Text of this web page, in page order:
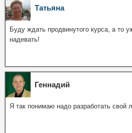
Татьяна
Буду ждать продвинутого курса, а то
надевать!
Геннадий
Я так понимаю надо разработать свой